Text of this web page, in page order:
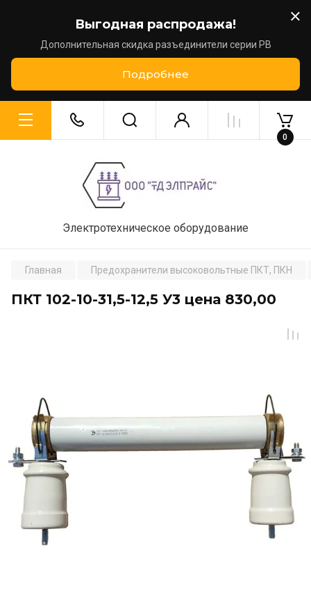
Выгодная распродажа!
Дополнительная скидка разъединители серии РВ
Подробнее
Электротехническое оборудование
0
Главная Предохранители высоковольтные ПКТ, ПКН
ПКТ 102-10-31,5-12,5 У3 цена 830,00